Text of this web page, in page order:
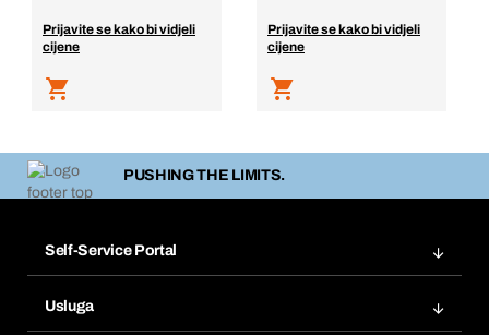
Prijavite se kako bi vidjeli
cijene
Prijavite se kako bi vidjeli
cijene
PUSHING THE LIMITS.
Self-Service Portal
Usluga